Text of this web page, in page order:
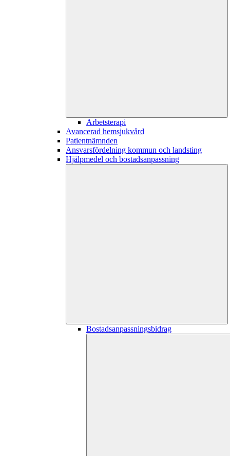
Arbetsterapi
Avancerad hemsjukvård
Patientnämnden
Ansvarsfördelning kommun och landsting
Hjälpmedel och bostadsanpassning
Bostadsanpassningsbidrag